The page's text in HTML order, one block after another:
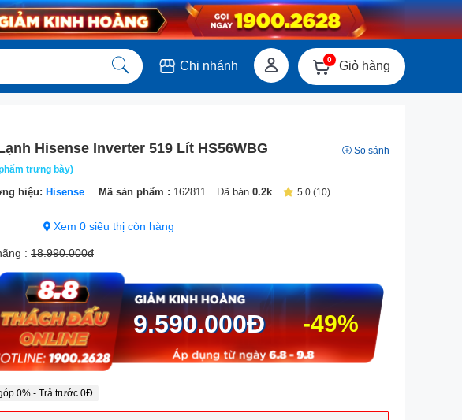
Chi nhánh 0 Giỏ hàng
Hisense Inverter 519 Lít HS56WBG
trưng bày)
hiệu: Hisense Mã sản phẩm : 162811 Đã bán 0.2k
So sánh
5.0 (10)
Xem 0 siêu thị còn hàng
: 18.990.000đ
-49%
9.590.000Đ
0% - Trả trước 0Đ